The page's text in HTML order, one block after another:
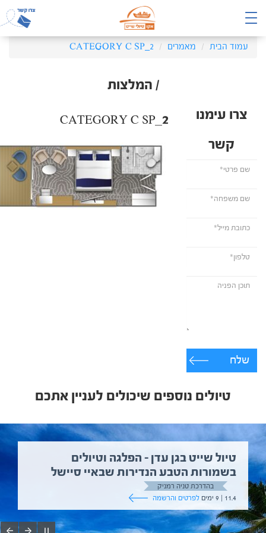
עמוד הבית מאמרים CATEGORY C SP_2
/ המלצות
צרו עימנו
קשר
שלח
CATEGORY C SP_2
טיולים נוספים שיכולים לעניין אתכם
טיול שייט בגן עדן – הפלגה וטיולים
בשמורות הטבע הנדירות שבאיי סיישל
בהדרכת טניה רמניק
11.4 | 9 ימים
לפרטים והרשמה